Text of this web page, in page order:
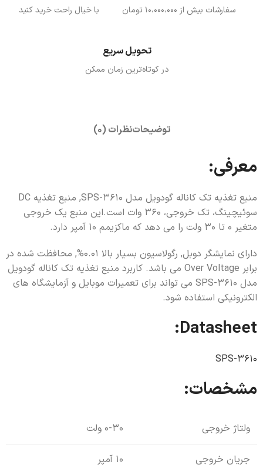
سفارشات بیش از ۱۰،000،000 تومان با خیال راحت خرید کنید
تحویل سریع
در کوتاه‌ترین زمان ممکن
توضیحاتنظرات (0)
معرفی:
منبع تغذیه تک کاناله گودویل مدل SPS-3610, منبع تغذیه DC
سوئیچینگ، تک خروجی، 360 وات است.این منبع یک خروجی
متغیر 0 تا 30 ولت را می دهد که ماکزیمم 10 آمپر دارد.
دارای نمایشگر دوبل, رگولاسیون بسیار بالا 0.01%, محافظت شده در
برابر Over Voltage می باشد. کاربرد منبع تغذیه تک کاناله گودویل
مدل SPS-3610 می تواند برای تعمیرات موبایل و آزمایشگاه های
الکترونیکی استفاده شود.
Datasheet:
SPS-3610
مشخصات:
ولتاژ خروجی 0-30 ولت
جریان خروجی 10 آمپر